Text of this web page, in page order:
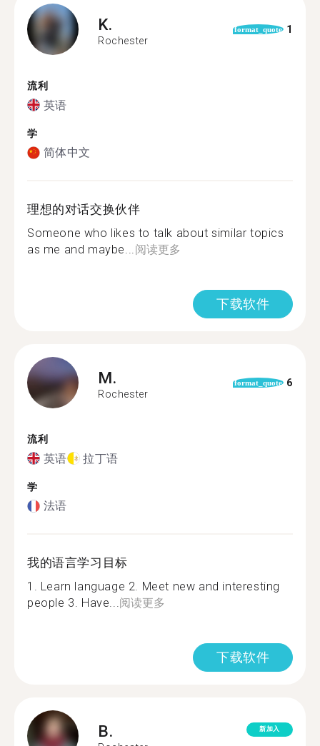
K.
Rochester
format_quote 1
流利
英语
学
简体中文
理想的对话交换伙伴
Someone who likes to talk about similar topics
as me and maybe...阅读更多
下载软件
M.
Rochester
format_quote 6
流利
英语 拉丁语
学
法语
我的语言学习目标
1. Learn language 2. Meet new and interesting
people 3. Have...阅读更多
下载软件
B. 新加入